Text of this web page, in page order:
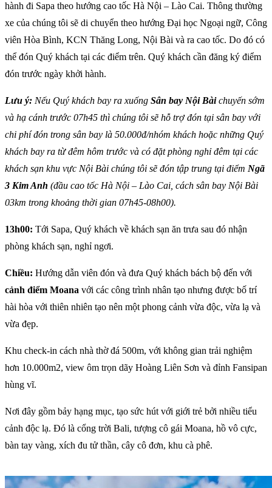
hành đi Sapa theo hướng cao tốc Hà Nội – Lào Cai. Thông thường
xe của chúng tôi sẽ di chuyển theo hướng Đại học Ngoại ngữ, Công
viên Hòa Bình, KCN Thăng Long, Nội Bài và ra cao tốc. Do đó có
thể đón Quý khách tại các điểm trên. Quý khách cần đăng ký điểm
đón trước ngày khởi hành.
Lưu ý: Nếu Quý khách bay ra xuống Sân bay Nội Bàichuyến sớm
và hạ cánh trước 07h45 thì chúng tôi sẽ hỗ trợ đón tại sân bay với
chi phí đón trong sân bay là 50.000đ/nhóm khách hoặc những Quý
khách bay ra từ đêm hôm trước và có đặt phòng nghỉ đêm tại các
khách sạn khu vực Nội Bài chúng tôi sẽ đón tập trung tại điểm Ngã
3 Kim Anh (đầu cao tốc Hà Nội – Lào Cai, cách sân bay Nội Bài
03km trong khoảng thời gian 07h45-08h00).
13h00: Tới Sapa, Quý khách về khách sạn ăn trưa sau đó nhận
phòng khách sạn, nghỉ ngơi.
Chiều: Hướng dẫn viên đón và đưa Quý khách bách bộ đến với
cảnh điểm Moana với các công trình nhân tạo nhưng được bố trí
hài hòa với thiên nhiên tạo nên một phong cảnh vừa độc, vừa lạ và
vừa đẹp.
Khu check-in cách nhà thờ đá 500m, với không gian trải nghiệm
hơn 10.000m2, view ôm trọn dãy Hoàng Liên Sơn và đỉnh Fansipan
hùng vĩ.
Nơi đây gồm bảy hạng mục, tạo sức hút với giới trẻ bởi nhiều tiểu
cảnh độc lạ. Đó là cổng trời Bali, tượng cô gái Moana, hồ vô cực,
bàn tay vàng, xích đu tử thần, cây cô đơn, khu cà phê.